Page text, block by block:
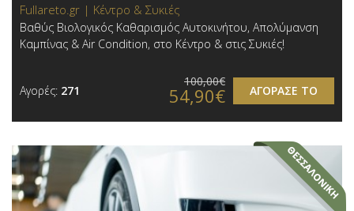
Fullareto.gr | Κέντρο & Συκιές
Βαθύς Βιολογικός Καθαρισμός Αυτοκινήτου, Απολύμανση
Καμπίνας & Air Condition, στο Κέντρο & στις Συκιές!
Αγορές: 271 ΑΓΟΡΑΣΕ ΤΟ
100,00€
54,90€